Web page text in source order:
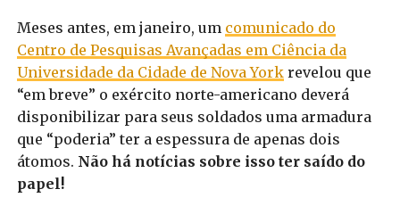
Meses antes, em janeiro, um comunicado do
Centro de Pesquisas Avançadas em Ciência da
Universidade da Cidade de Nova Yorkrevelou que
“em breve” o exército norte-americano deverá
disponibilizar para seus soldados uma armadura
que “poderia” ter a espessura de apenas dois
átomos. Não há notícias sobre isso ter saído do
papel!